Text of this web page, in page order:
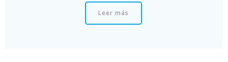
Leer más